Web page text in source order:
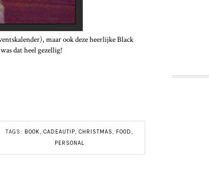
maar ook deze heerlijke Black
dat heel gezellig!
TAGS: BOOK, CADEAUTIP, CHRISTMAS, FOOD,
PERSONAL